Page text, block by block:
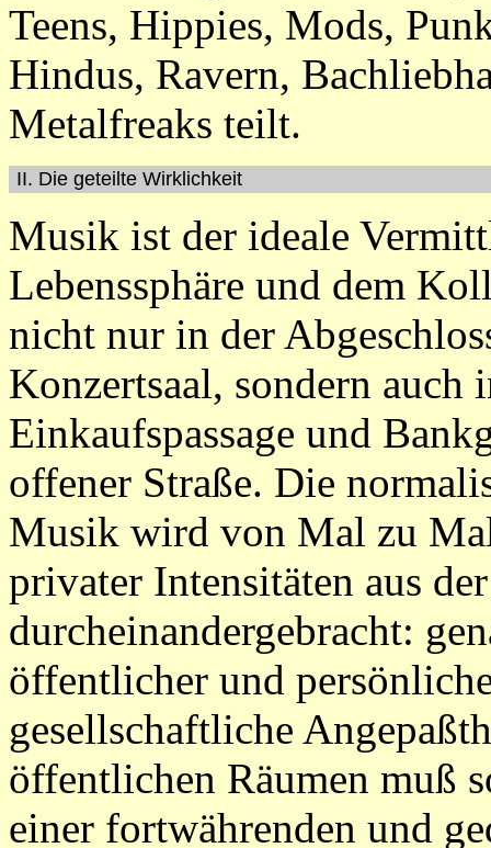
Teens, Hippies, Mods,
Hindus, Ravern,
Metalfreaks teilt.
II. Die geteilte Wirklichkeit
Musik ist der ideale
Lebenssphäre und dem
nicht nur in der
Konzertsaal, sondern auch
Einkaufspassage und
offener Straße. Die
Musik wird von Mal zu
privater Intensitäten aus
durcheinandergebracht:
öffentlicher und
gesellschaftliche
öffentlichen Räumen muß
einer fortwährenden und